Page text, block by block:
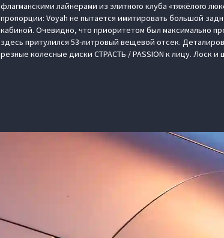
флагманскими лайнерами из элитного клуба «тяжёлого
пропорции: Voyah не пытается имитировать большой
кабиной. Очевидно, что приоритетом был максимально
здесь притулился 53-литровый вещевой отсек.
резные колесные диски СТРАСТЬ / PASSION к лицу. Лоск